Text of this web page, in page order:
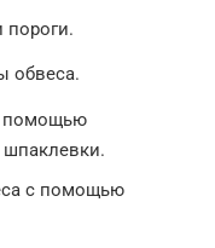
обвеса.
помощью
с помощью